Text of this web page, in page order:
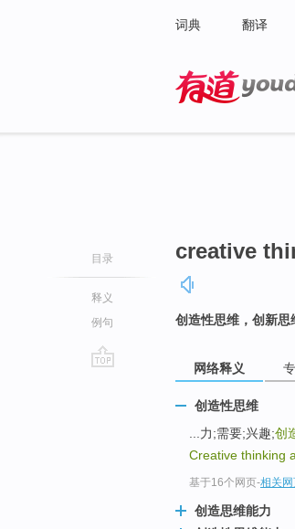
词典 翻译
目录
释义
例句
creative
创造性思维，创新思
网络释义
创造性思维
...力;需要;兴趣;创
Creative thinking
基于16个网页-相关
创造思维能力